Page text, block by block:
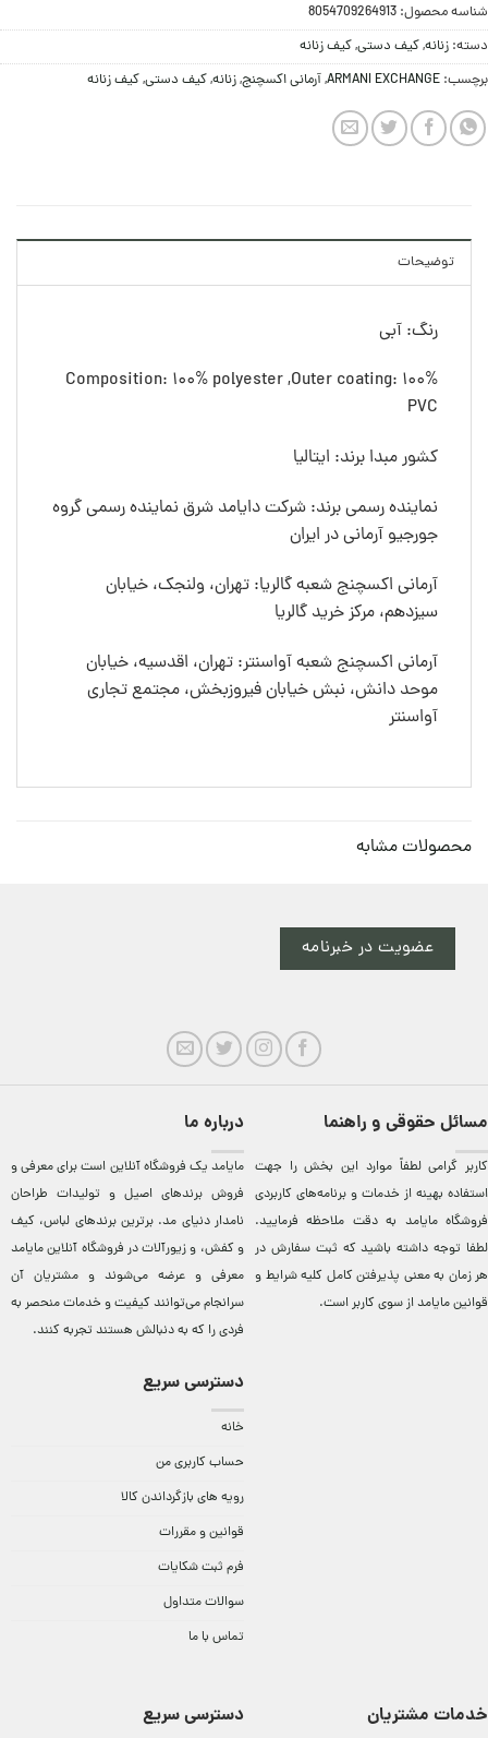
شناسه محصول: 8054709264913
دسته: زنانه,کيف دستی,کیف زنانه
برچسب: ARMANI EXCHANGE
,آرمانی اکسچنج,زنانه,کيف دستی,کیف زنانه
توضیحات
رنگ: آبی
Composition: 100% polyester ,Outer coating: 100%
PVC
کشور مبدا برند: ایتالیا
نماینده رسمی برند: شرکت دایامد شرق نماینده رسمی گروه
جورجیو آرمانی در ایران
آرمانی اکسچنج شعبه گالریا: تهران، ولنجک، خیابان
سیزدهم، مرکز خرید گالریا
آرمانی اکسچنج شعبه آواسنتر: تهران، اقدسیه، خیابان
موحد دانش، نبش خیابان فیروزبخش، مجتمع تجاری
آواسنتر
محصولات مشابه
عضویت در خبرنامه
مسائل حقوقی و راهنما
کاربر گرامی لطفاً موارد این بخش را جهت
استفاده بهینه از خدمات و برنامه‌‏های کاربردی
فروشگاه مایامد به دقت ملاحظه فرمایید.
لطفا توجه داشته باشید که ثبت سفارش در
هر زمان به معنی پذیرفتن کامل کلیهشرایط و
قوانین مایامداز سوی کاربر است.
درباره ما
مایامد يک فروشگاه آنلاين است برای معرفی و
فروش برندهای اصيل و توليدات طراحان
نامدار دنيای مد. برترين‌ برندهای لباس، کيف
و کفش، و زيورآلات در فروشگاه آنلاين مایامد
معرفی و عرضه می‌شوند و مشتريان آن
سرانجام می‌توانند کيفيت و خدمات منحصر به
فردی را که به دنبالش هستند تجربه کنند.
دسترسی سریع
خانه
حساب کاربری من
رویه های بازگرداندن کالا
قوانین و مقررات
فرم ثبت شکایات
سوالات متداول
تماس با ما
خدمات مشتریان دسترسی سریع